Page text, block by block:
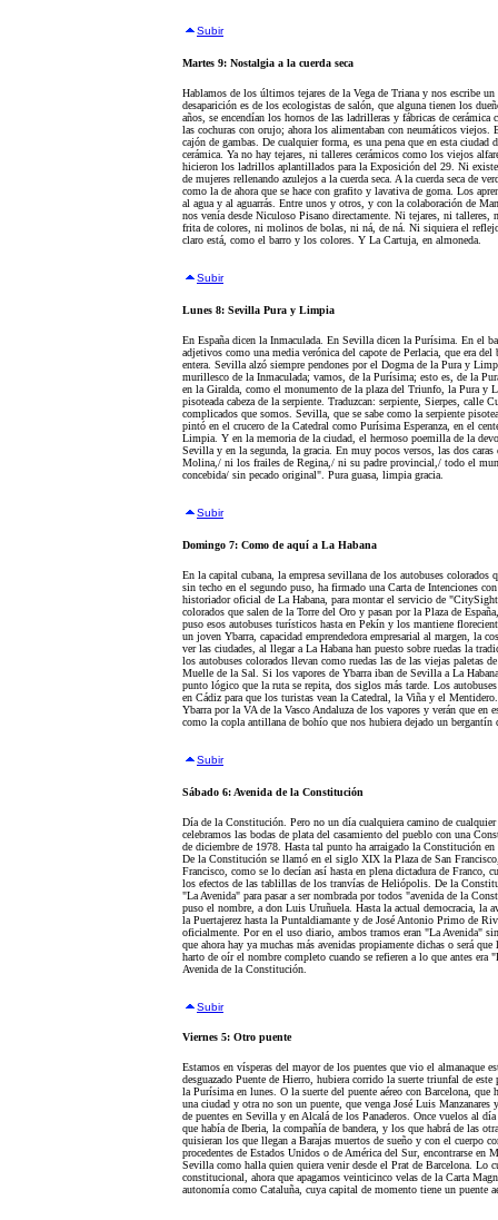
Subir
Martes 9: Nostalgia a la cuerda seca
Hablamos de los últimos tejares de la Vega de Triana y nos escribe
desaparición es de los ecologistas de salón, que alguna tienen los
años, se encendían los hornos de las ladrilleras y fábricas de cerámica
las cochuras con orujo; ahora los alimentaban con neumáticos
cajón de gambas. De cualquier forma, es una pena que en esta ciudad
cerámica. Ya no hay tejares, ni talleres cerámicos como los viejos
hicieron los ladrillos aplantillados para la Exposición del 29. Ni
de mujeres rellenando azulejos a la cuerda seca. A la cuerda seca de
como la de ahora que se hace con grafito y lavativa de goma. Los
al agua y al aguarrás. Entre unos y otros, y con la colaboración de
nos venía desde Niculoso Pisano directamente. Ni tejares, ni talleres,
frita de colores, ni molinos de bolas, ni ná, de ná. Ni siquiera el
claro está, como el barro y los colores. Y La Cartuja, en almoneda.
Subir
Lunes 8: Sevilla Pura y Limpia
En España dicen la Inmaculada. En Sevilla dicen la Purísima. En el
adjetivos como una media verónica del capote de Perlacia, que era
entera. Sevilla alzó siempre pendones por el Dogma de la Pura y
murillesco de la Inmaculada; vamos, de la Purísima; esto es, de la
en la Giralda, como el monumento de la plaza del Triunfo, la Pura y
pisoteada cabeza de la serpiente. Traduzcan: serpiente, Sierpes, calle
complicados que somos. Sevilla, que se sabe como la serpiente
pintó en el crucero de la Catedral como Purísima Esperanza, en el
Limpia. Y en la memoria de la ciudad, el hermoso poemilla de la
Sevilla y en la segunda, la gracia. En muy pocos versos, las dos
Molina,/ ni los frailes de Regina,/ ni su padre provincial,/ todo el
concebida/ sin pecado original". Pura guasa, limpia gracia.
Subir
Domingo 7: Como de aquí a La Habana
En la capital cubana, la empresa sevillana de los autobuses
sin techo en el segundo puso, ha firmado una Carta de Intenciones
historiador oficial de La Habana, para montar el servicio de
colorados que salen de la Torre del Oro y pasan por la Plaza de
puso esos autobuses turísticos hasta en Pekín y los mantiene
un joven Ybarra, capacidad emprendedora empresarial al margen, la
ver las ciudades, al llegar a La Habana han puesto sobre ruedas la
los autobuses colorados llevan como ruedas las de las viejas paletas
Muelle de la Sal. Si los vapores de Ybarra iban de Sevilla a La
punto lógico que la ruta se repita, dos siglos más tarde. Los
en Cádiz para que los turistas vean la Catedral, la Viña y el
Ybarra por la VA de la Vasco Andaluza de los vapores y verán que
como la copla antillana de bohío que nos hubiera dejado un bergantín
Subir
Sábado 6: Avenida de la Constitución
Día de la Constitución. Pero no un día cualquiera camino de
celebramos las bodas de plata del casamiento del pueblo con una
de diciembre de 1978. Hasta tal punto ha arraigado la Constitución
De la Constitución se llamó en el siglo XIX la Plaza de San
Francisco, como se lo decían así hasta en plena dictadura de Franco,
los efectos de las tablillas de los tranvías de Heliópolis. De la
"La Avenida" para pasar a ser nombrada por todos "avenida de la
puso el nombre, a don Luis Uruñuela. Hasta la actual democracia, la
la Puertajerez hasta la Puntaldiamante y de José Antonio Primo de
oficialmente. Por en el uso diario, ambos tramos eran "La Avenida"
que ahora hay ya muchas más avenidas propiamente dichas o será
harto de oír el nombre completo cuando se refieren a lo que antes era
Avenida de la Constitución.
Subir
Viernes 5: Otro puente
Estamos en vísperas del mayor de los puentes que vio el almanaque
desguazado Puente de Hierro, hubiera corrido la suerte triunfal de
la Purísima en lunes. O la suerte del puente aéreo con Barcelona,
una ciudad y otra no son un puente, que venga José Luis Manzanares
de puentes en Sevilla y en Alcalá de los Panaderos. Once vuelos al
que había de Iberia, la compañía de bandera, y los que habrá de las
quisieran los que llegan a Barajas muertos de sueño y con el cuerpo
procedentes de Estados Unidos o de América del Sur, encontrarse en
Sevilla como halla quien quiera venir desde el Prat de Barcelona. Lo
constitucional, ahora que apagamos veinticinco velas de la Carta
autonomía como Cataluña, cuya capital de momento tiene un puente